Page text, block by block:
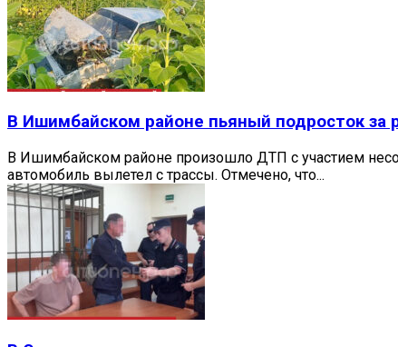
В Ишимбайском районе пьяный подросток за
В Ишимбайском районе произошло ДТП с участием
автомобиль вылетел с трассы. Отмечено, что...